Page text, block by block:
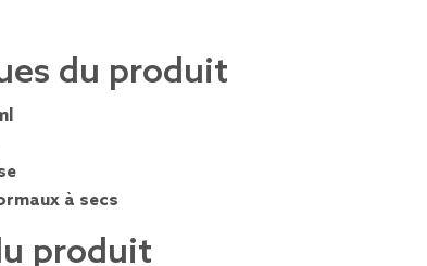
du produit
à secs
produit